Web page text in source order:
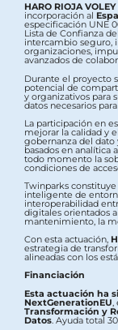
HARO RIOJA VOLEY
incorporación al
especificación UNE
Lista de Confianza
intercambio seguro,
organizaciones,
avanzados de
Durante el proyecto
potencial de
y organizativos para
datos necesarios
La participación en
mejorar la calidad y
gobernanza del dato
basados en analítica
todo momento la
condiciones de
Twinparks
inteligente de
interoperabilidad
digitales orientados
mantenimiento, la
Con esta actuación,
estrategia de
alineadas con los
Financiación
Esta actuación ha
NextGenerationEU
Transformación y
Datos . Ayuda total